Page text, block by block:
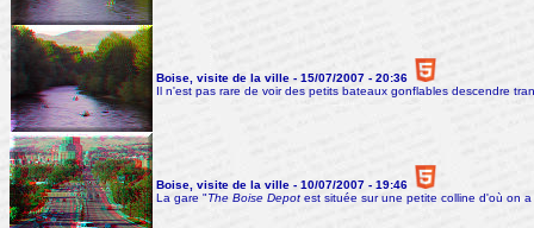
Boise, visite de la ville - 15/07/2007 - 20:36
Il n'est pas rare de voir des petits bateaux gonflables descendre
Boise, visite de la ville - 10/07/2007 - 19:46
La gare "The Boise Depot est située sur une petite colline d'où on